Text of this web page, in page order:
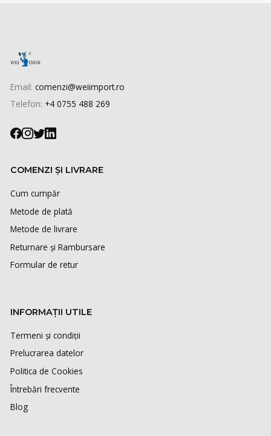
Email: comenzi@weiimport.ro
Telefon: +4 0755 488 269
COMENZI ȘI LIVRARE
Cum cumpăr
Metode de plată
Metode de livrare
Returnare și Rambursare
Formular de retur
INFORMAȚII UTILE
Termeni și condiții
Prelucrarea datelor
Politica de Cookies
Întrebări frecvente
Blog